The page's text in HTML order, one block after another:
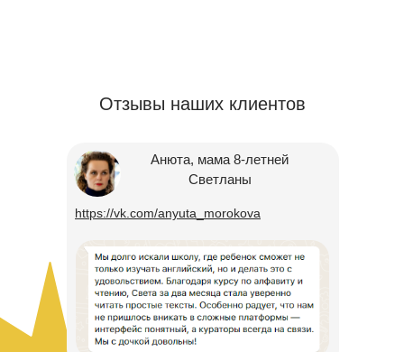
Отзывы наших клиентов
Анюта, мама 8-летней
Светланы
https://vk.com/anyuta_morokova